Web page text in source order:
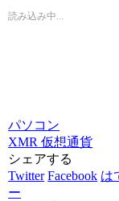
共
有
き
ま
す)
ウ
ィ
ウ
で
読み込み中...
パソコン
XMR 仮想通貨
シェアする
Twitter Facebook は
ー